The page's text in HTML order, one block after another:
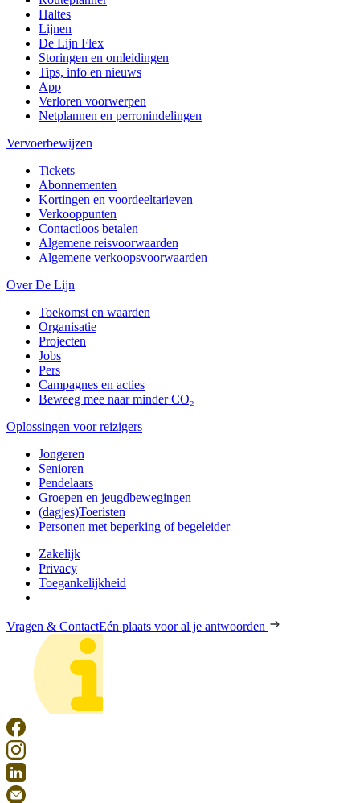
Haltes
Lijnen
De Lijn Flex
Storingen en omleidingen
Tips, info en nieuws
App
Verloren voorwerpen
Netplannen en perronindelingen
Vervoerbewijzen
Tickets
Abonnementen
Kortingen en voordeeltarieven
Verkooppunten
Contactloos betalen
Algemene reisvoorwaarden
Algemene verkoopsvoorwaarden
Over De Lijn
Toekomst en waarden
Organisatie
Projecten
Jobs
Pers
Campagnes en acties
Beweeg mee naar minder CO₂
Oplossingen voor reizigers
Jongeren
Senioren
Pendelaars
Groepen en jeugdbewegingen
(dagjes)Toeristen
Personen met beperking of begeleider
Zakelijk
Privacy
Toegankelijkheid
Vragen & ContactEén plaats voor al je antwoorden